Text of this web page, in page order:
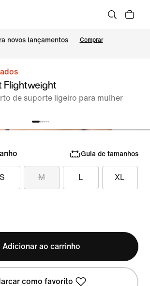
novos lançamentos Comprar
Flightweight
de suporte ligeiro para mulher
Guia de tamanhos
S M L XL
Adicionar ao carrinho
como favorito